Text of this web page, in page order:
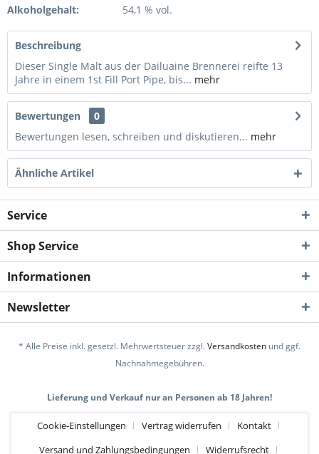
Alkoholgehalt:
54,1 % vol.
Beschreibung
Dieser Single Malt aus der Dailuaine Brennerei reifte 13
Jahre in einem 1st Fill Port Pipe, bis... mehr
Bewertungen
0
Bewertungen lesen, schreiben und diskutieren... mehr
Ähnliche Artikel
Service
Shop Service
Informationen
Newsletter
* Alle Preise inkl. gesetzl. Mehrwertsteuer zzgl.Versandkosten und ggf.
Nachnahmegebühren.
Lieferung und Verkauf nur an Personen ab 18 Jahren!
Cookie-Einstellungen Vertrag widerrufen
Kontakt
Versand und Zahlungsbedingungen
Widerrufsrecht